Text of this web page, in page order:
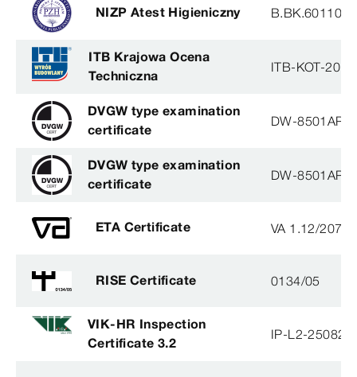
NIZP Atest Higieniczny
ITB Krajowa Ocena
Techniczna
ITB-KOT-
DVGW type examination
certificate
DW-
DVGW type examination
certificate
DW-
ETA Certificate VA 1.12/20786
RISE Certificate 0134/05
VIK-HR Inspection
Certificate 3.2
IP-L2-250825